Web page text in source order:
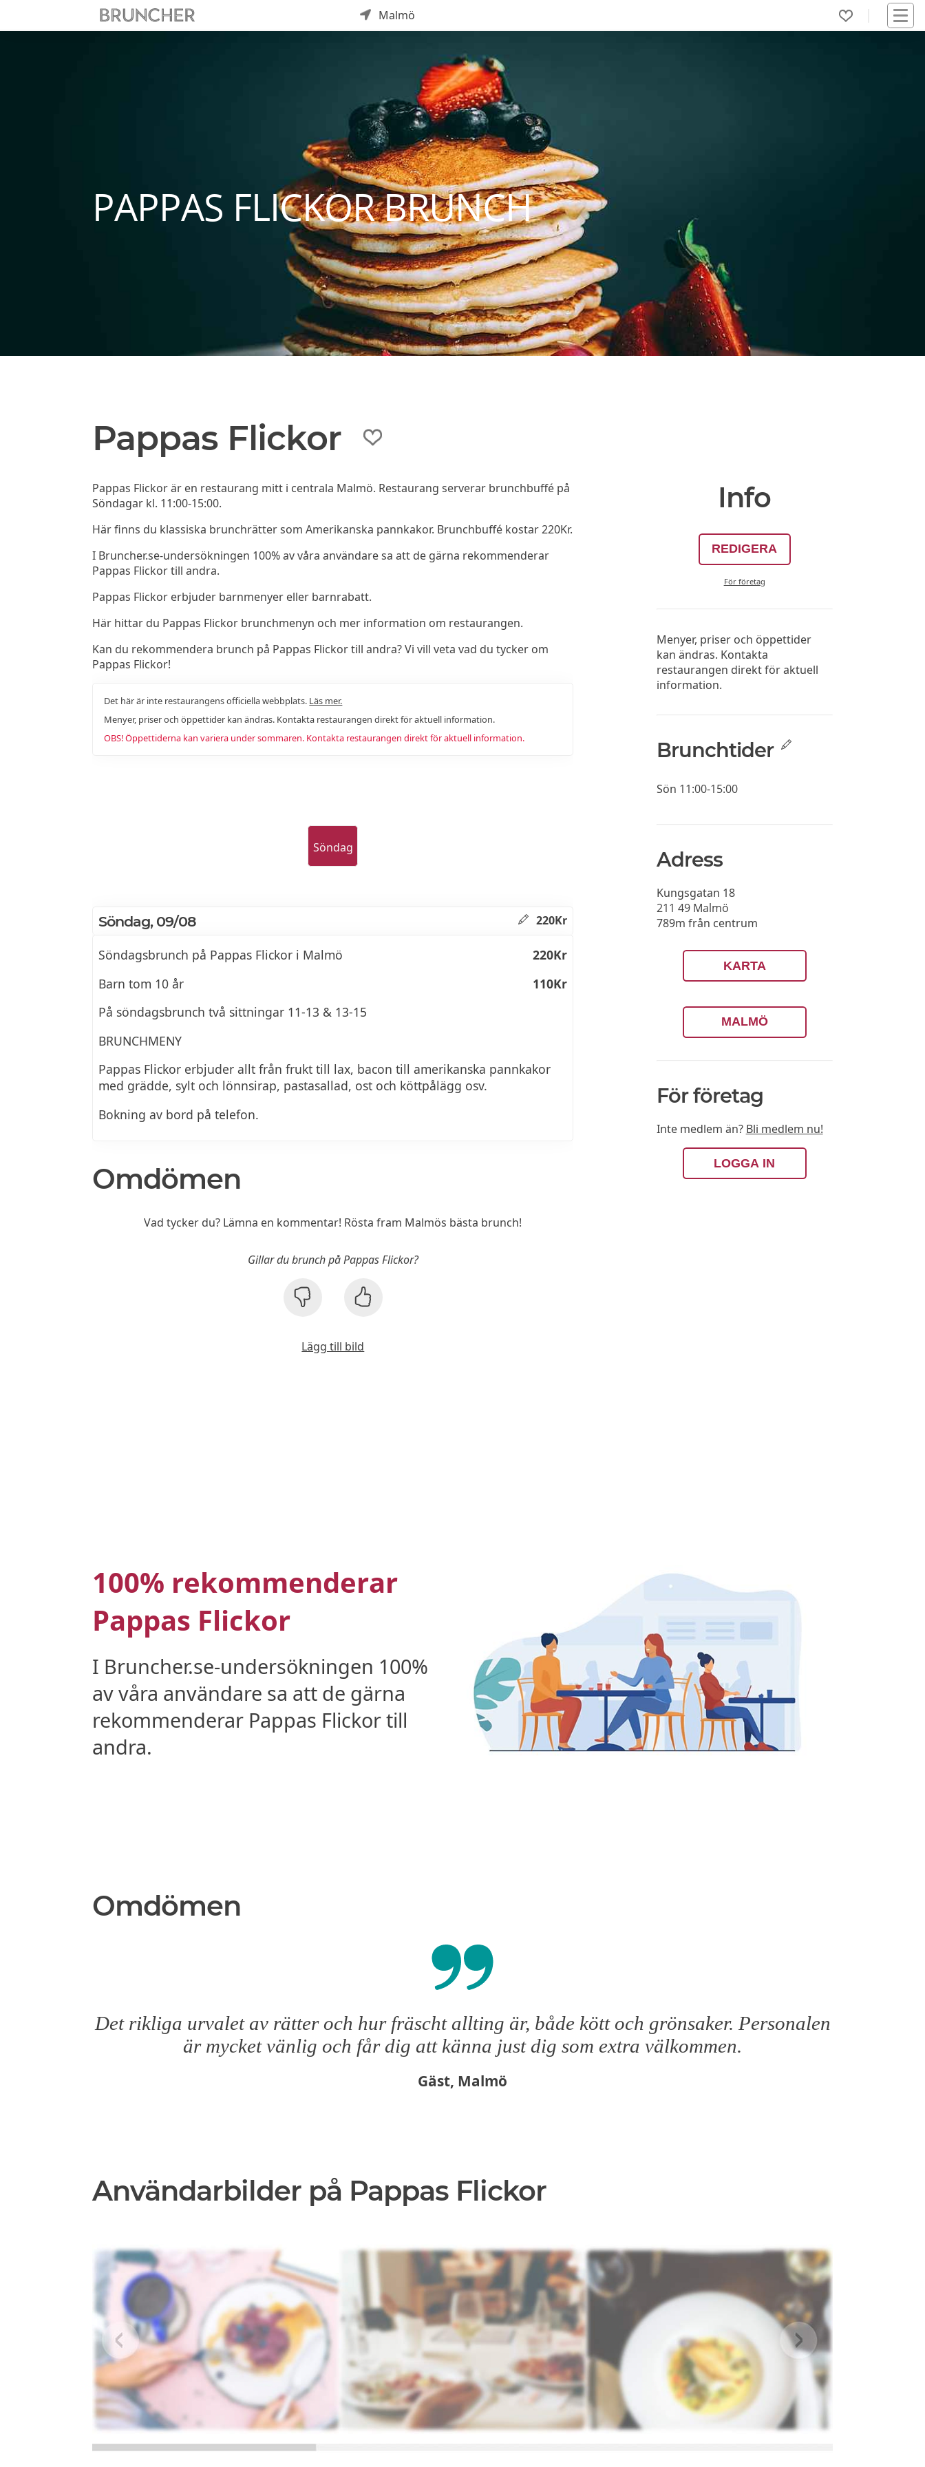
Malmö
PAPPAS FLICKOR BRUNCH
Pappas Flickor
Pappas Flickor är en restaurang mitt i centrala Malmö. Restaurang serverar brunchbuffé på
Söndagar kl. 11:00-15:00.
Här finns du klassiska brunchrätter som Amerikanska pannkakor. Brunchbuffé kostar 220Kr.
I Bruncher.se-undersökningen 100% av våra användare sa att de gärna rekommenderar
Pappas Flickor till andra.
Pappas Flickor erbjuder barnmenyer eller barnrabatt.
Här hittar du Pappas Flickor brunchmenyn och mer information om restaurangen.
Kan du rekommendera brunch på Pappas Flickor till andra? Vi vill veta vad du tycker om
Pappas Flickor!
Det här är inte restaurangens officiella webbplats. Läs mer.
Menyer, priser och öppettider kan ändras. Kontakta restaurangen direkt för aktuell information.
OBS! Öppettiderna kan variera under sommaren. Kontakta restaurangen direkt för aktuell information.
Söndag
Söndag, 09/08 220Kr
Söndagsbrunch på Pappas Flickor i Malmö
220Kr
Barn tom 10 år
110Kr
På söndagsbrunch två sittningar 11-13 & 13-15
BRUNCHMENY
Pappas Flickor erbjuder allt från frukt till lax, bacon till amerikanska pannkakor
med grädde, sylt och lönnsirap, pastasallad, ost och köttpålägg osv.
Bokning av bord på telefon.
Omdömen
Vad tycker du? Lämna en kommentar! Rösta fram Malmös bästa brunch!
Gillar du brunch på Pappas Flickor?
Lägg till bild
Info
REDIGERA
För företag
Menyer, priser och öppettider
kan ändras. Kontakta
restaurangen direkt för aktuell
information.
Brunchtider
Sön 11:00-15:00
Adress
Kungsgatan 18
211 49 Malmö
789m från centrum
KARTA
MALMÖ
För företag
Inte medlem än? Bli medlem nu!
LOGGA IN
100% rekommenderar
Pappas Flickor
I Bruncher.se-undersökningen 100%
av våra användare sa att de gärna
rekommenderar Pappas Flickor till
andra.
Omdömen
Det rikliga urvalet av rätter och hur fräscht allting är, både kött och grönsaker. Personalen
är mycket vänlig och får dig att känna just dig som extra välkommen.
Gäst, Malmö
Användarbilder på Pappas Flickor